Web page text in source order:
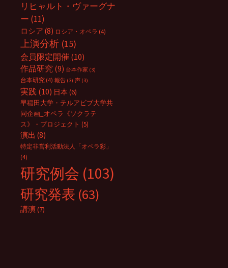
リヒャルト・ヴァーグナ
ー (11)
ロシア (8) ロシア・オペラ (4)
上演分析 (15)
会員限定開催 (10)
作品研究 (9) 台本作家 (3)
台本研究 (4) 報告 (3) 声 (3)
実践 (10) 日本 (6)
早稲田大学・テルアビブ大学共
同企画_オペラ《ソクラテ
ス》・プロジェクト (5)
演出 (8)
特定非営利活動法人「オペラ彩」
(4)
研究例会 (103)
研究発表 (63)
講演(7)